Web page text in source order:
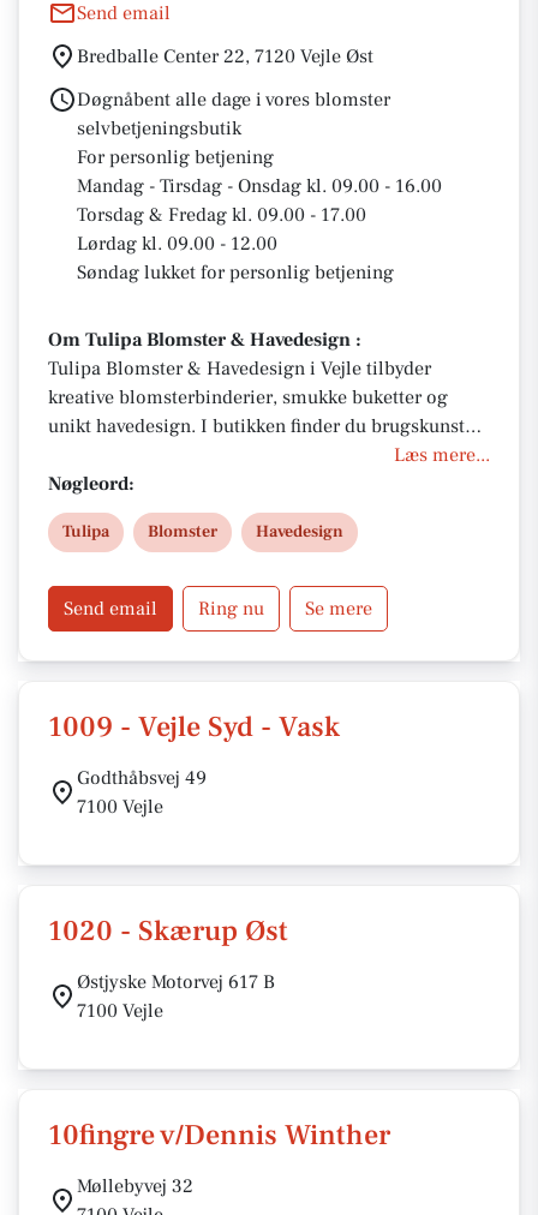
Send email
Bredballe Center 22, 7120 Vejle Øst
Døgnåbent alle dage i vores blomster
selvbetjeningsbutik
For personlig betjening
Mandag - Tirsdag - Onsdag kl. 09.00 - 16.00
Torsdag & Fredag kl. 09.00 - 17.00
Lørdag kl. 09.00 - 12.00
Søndag lukket for personlig betjening
Om Tulipa Blomster & Havedesign :
Tulipa Blomster & Havedesign i Vejle tilbyder
kreative blomsterbinderier, smukke buketter og
unikt havedesign. I butikken finder du brugskunst
og specialiteter – perfekt til gavekurve. Bestil
blomster til enhver lejlighed med levering samme
dag. Familieejet virksomhed med passion for
kvalitet, håndværk og personlig service.
Læs mere...
Nøgleord:
Tulipa Blomster Havedesign
Send email Ring nu Se mere
1009 - Vejle Syd - Vask
Godthåbsvej 49
7100 Vejle
1020 - Skærup Øst
Østjyske Motorvej 617 B
7100 Vejle
10fingre v/Dennis Winther
Møllebyvej 32